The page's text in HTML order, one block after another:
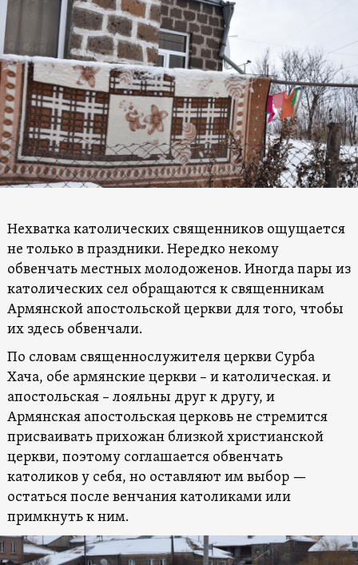
Нехватка католических священников ощущается
не только в праздники. Нередко некому
обвенчать местных молодоженов. Иногда пары из
католических сел обращаются к священникам
Армянской апостольской церкви для того, чтобы
их здесь обвенчали.
По словам священнослужителя церкви Сурба
Хача, обе армянские церкви – и католическая. и
апостольская – лояльны друг к другу, и
Армянская апостольская церковь не стремится
присваивать прихожан близкой христианской
церкви, поэтому соглашается обвенчать
католиков у себя, но оставляют им выбор —
остаться после венчания католиками или
примкнуть к ним.